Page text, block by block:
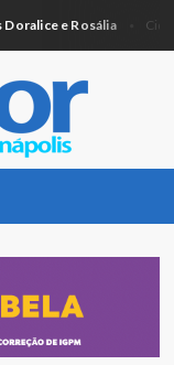
e Rosália Cidade